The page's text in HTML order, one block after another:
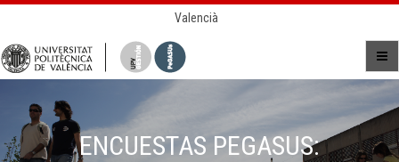
Valencià
ENCUESTAS PEGASUS: